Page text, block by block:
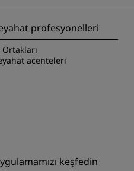
profesyonelleri
Ortakları
acenteleri
keşfedin